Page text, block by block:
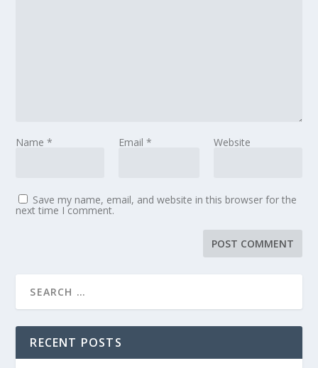
Name* Email * Website
Save my name, email, and website in this browser for the
next time I comment.
RECENT POSTS